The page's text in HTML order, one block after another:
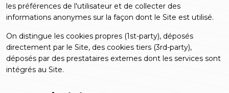
les préférences de l'utilisateur et de collecter des
informations anonymes sur la façon dont le Site est utilisé.
On distingue les cookies propres (1st-party), déposés
directement par le Site, des cookies tiers (3rd-party),
déposés par des prestataires externes dont les services sont
intégrés au Site.